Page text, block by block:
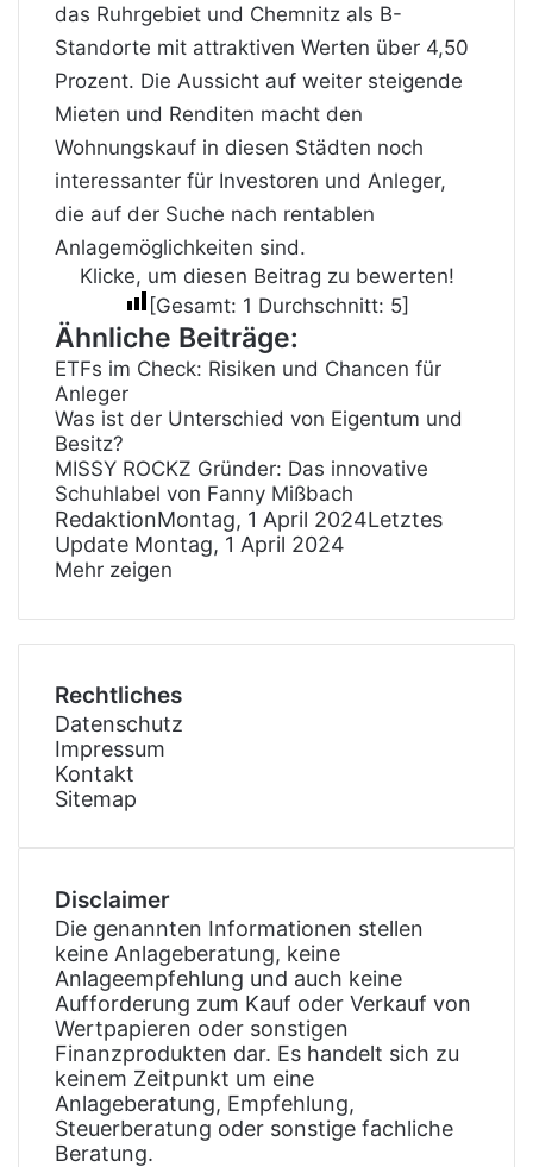
das Ruhrgebiet und Chemnitz als B-
Standorte mit attraktiven Werten über 4,50
Prozent. Die Aussicht auf weiter steigende
Mieten und Renditen macht den
Wohnungskauf in diesen Städten noch
interessanter für Investoren und Anleger,
die auf der Suche nach rentablen
Anlagemöglichkeiten sind.
Klicke, um diesen Beitrag zu bewerten!
[Gesamt: 1 Durchschnitt: 5]
Ähnliche Beiträge:
ETFs im Check: Risiken und Chancen für
Anleger
Was ist der Unterschied von Eigentum und
Besitz?
MISSY ROCKZ Gründer: Das innovative
Schuhlabel von Fanny Mißbach
RedaktionMontag, 1 April 2024Letztes
Update Montag, 1 April 2024
Mehr zeigen
Rechtliches
Datenschutz
Impressum
Kontakt
Sitemap
Disclaimer
Die genannten Informationen stellen
keine Anlageberatung, keine
Anlageempfehlung und auch keine
Aufforderung zum Kauf oder Verkauf von
Wertpapieren oder sonstigen
Finanzprodukten dar. Es handelt sich zu
keinem Zeitpunkt um eine
Anlageberatung, Empfehlung,
Steuerberatung oder sonstige fachliche
Beratung.